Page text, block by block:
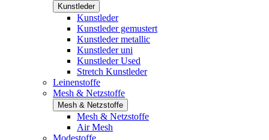
Kunstleder
Kunstleder
Kunstleder gemustert
Kunstleder metallic
Kunstleder uni
Kunstleder Used
Stretch Kunstleder
Leinenstoffe
Mesh & Netzstoffe
Mesh & Netzstoffe
Mesh & Netzstoffe
Air Mesh
Modestoffe